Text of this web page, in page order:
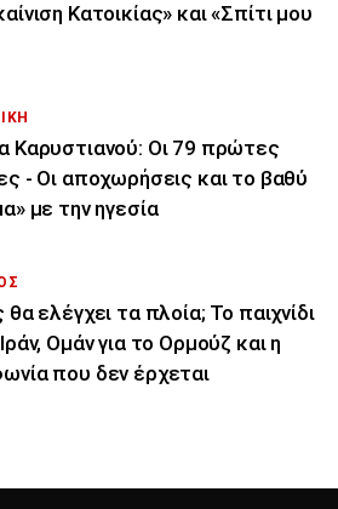
Κατοικίας» και «Σπίτι μου
Καρυστιανού: Οι 79 πρώτες
- Οι αποχωρήσεις και το βαθύ
με την ηγεσία
θα ελέγχει τα πλοία; Το παιχνίδι
Ομάν για το Ορμούζ και η
που δεν έρχεται